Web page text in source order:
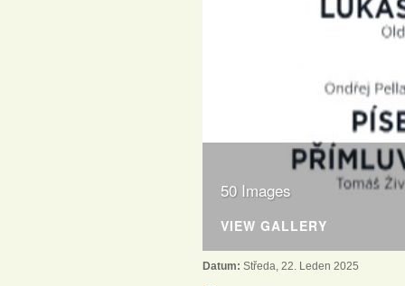
50 Images
VIEW GALLERY
Datum: Středa, 22. Leden 2025